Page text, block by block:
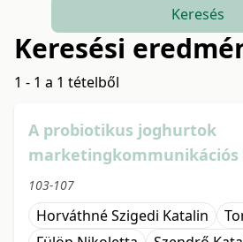
Keresés
Keresési
1 - 1 a 1 tételből
A probiotikus joghurtok
marketingkommunikációs
103-107
Horváthné Szigedi Katalin